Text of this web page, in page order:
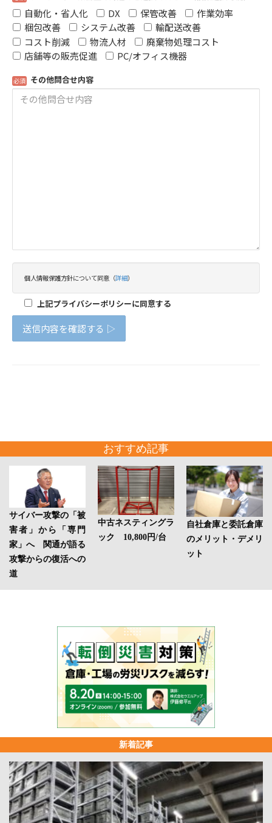
新着記事
おすすめ記事
サイバー攻撃の「被
害者」から「専門
家」へ 関通が語る
攻撃からの復活への
道
中古ネスティングラ
ック 10,800円/台
自社倉庫と委託倉庫
のメリット・デメリ
ット